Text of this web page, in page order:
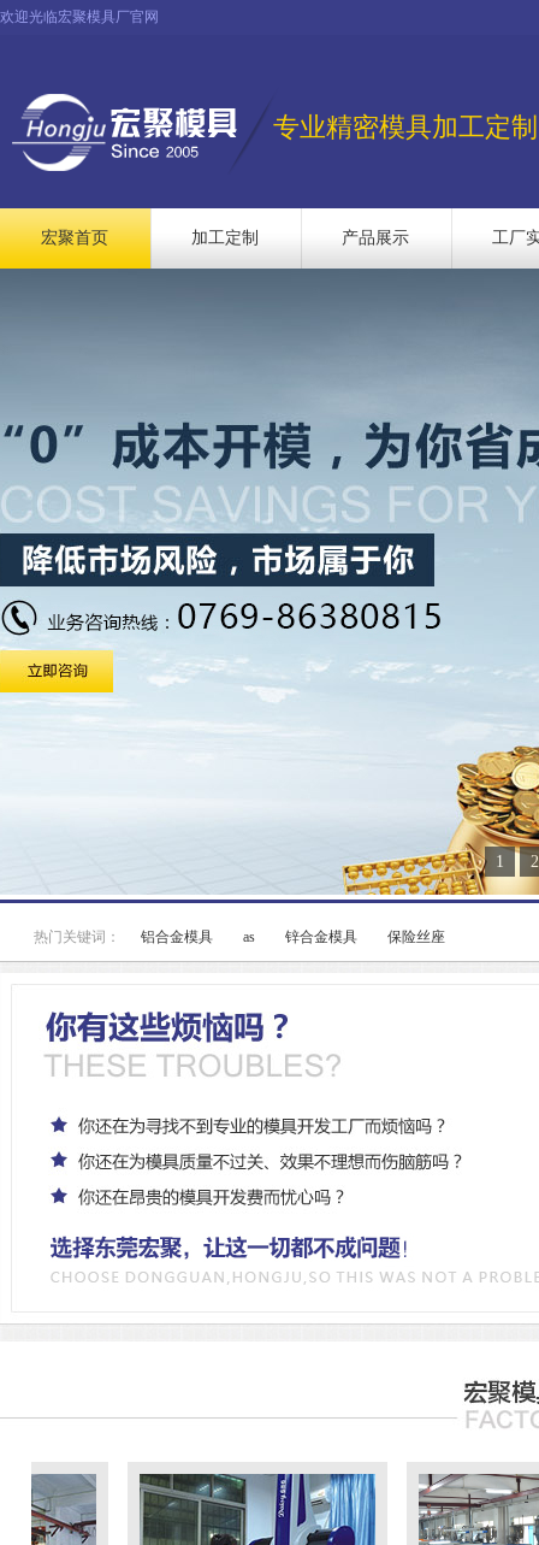
欢迎光临宏聚模具厂官网
专业精密模具加工定制
宏聚首页 加工定制 产品展示 工厂
1 2
热门关键词： 铝合金模具 as 锌合金模具 保险丝座